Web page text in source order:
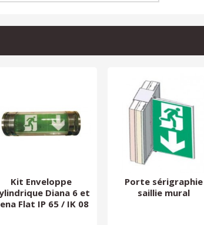
Kit Enveloppe
Diana 6 et
Flat IP 65 / IK 08
Porte sérigraphie
saillie mural